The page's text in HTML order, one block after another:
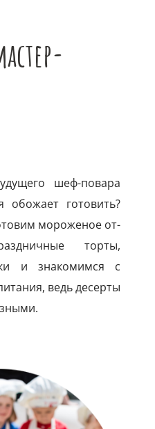
шеф-повара
обожает готовить?
мороженое от-
торты,
и знакомимся с
ведь десерты